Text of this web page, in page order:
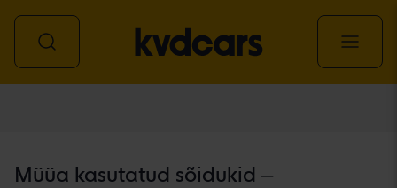
Müüa kasutatud sõidukid –